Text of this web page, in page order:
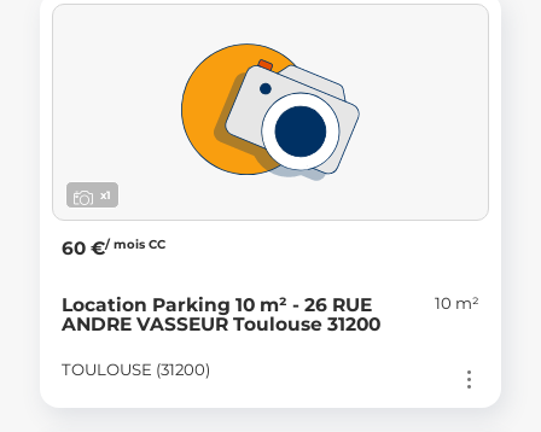
x1
60 €/ mois CC
Location Parking 10 m² - 26 RUE
ANDRE VASSEUR Toulouse 31200
10 m²
TOULOUSE (31200)